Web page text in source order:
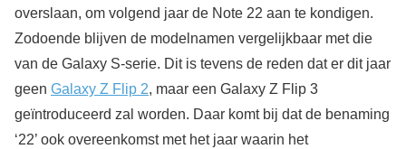
overslaan, om volgend jaar de Note 22 aan te kondigen.
Zodoende blijven de modelnamen vergelijkbaar met die
van de Galaxy S-serie. Dit is tevens de reden dat er dit jaar
geen Galaxy Z Flip 2, maar een Galaxy Z Flip 3
geïntroduceerd zal worden. Daar komt bij dat de benaming
‘22’ ook overeenkomst met het jaar waarin het